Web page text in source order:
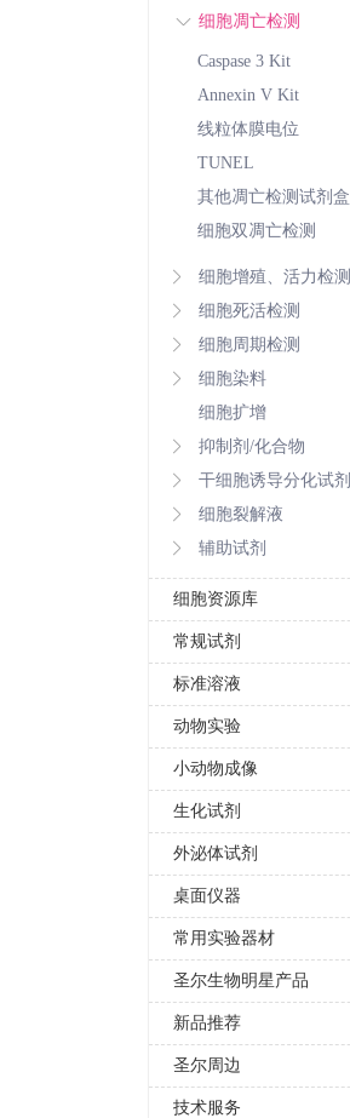
细胞凋亡检测
Caspase 3 Kit
Annexin V Kit
线粒体膜电位
TUNEL
其他凋亡检测试剂盒
细胞双凋亡检测
细胞增殖、活力检测
细胞死活检测
细胞周期检测
细胞染料
细胞扩增
抑制剂/化合物
干细胞诱导分化试剂
细胞裂解液
辅助试剂
细胞资源库
常规试剂
标准溶液
动物实验
小动物成像
生化试剂
外泌体试剂
桌面仪器
常用实验器材
圣尔生物明星产品
新品推荐
圣尔周边
技术服务